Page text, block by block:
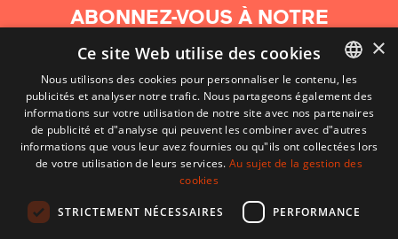
ABONNEZ-VOUS À NOTRE
NEWSLETTER
S'abonner
BASQUE
FRENCH
×
Ce site Web utilise des cookies
Nous utilisons des cookies pour personnaliser le contenu, les
publicités et analyser notre trafic. Nous partageons également des
informations sur votre utilisation de notre site avec nos partenaires
de publicité et d"analyse qui peuvent les combiner avec d"autres
informations que vous leur avez fournies ou qu"ils ont collectées lors
de votre utilisation de leurs services.Au sujet de la gestion des
cookies
STRICTEMENT NÉCESSAIRES PERFORMANCE